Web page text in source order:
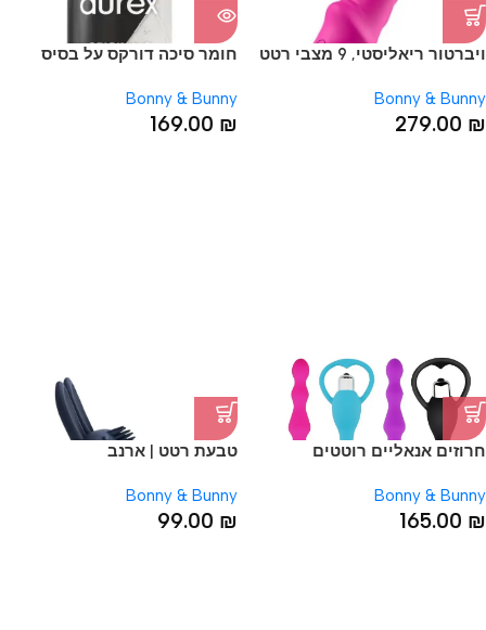
ויברטור ריאליסטי, 9 מצבי רטט
Bonny & Bunny
279.00 ₪
חומר סיכה דורקס על בסיס
Bonny & Bunny
169.00 ₪
חרוזים אנאליים רוטטים
Bonny & Bunny
165.00 ₪
טבעת רטט | ארנב
Bonny & Bunny
99.00 ₪